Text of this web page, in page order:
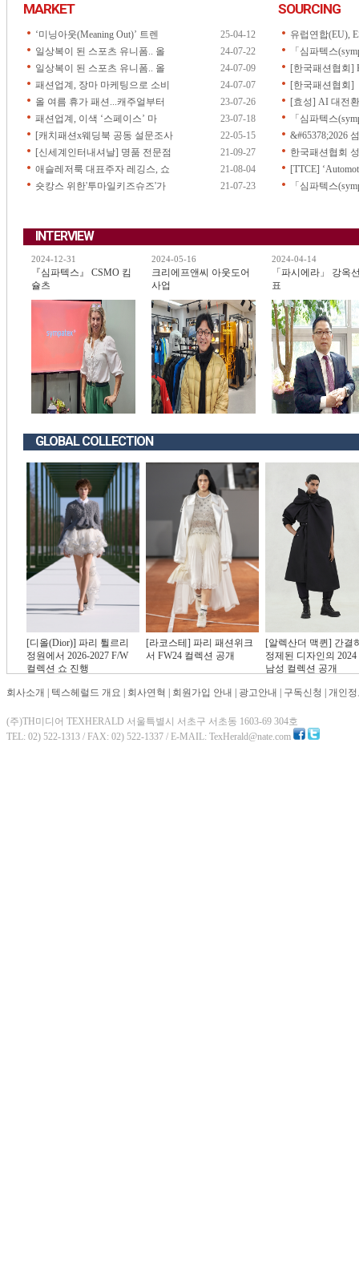
MARKET
‘미닝아웃(Meaning Out)’ 트렌
25-04-12
일상복이 된 스포츠 유니폼.. 올
24-07-22
일상복이 된 스포츠 유니폼.. 올
24-07-09
패션업계, 장마 마케팅으로 소비
24-07-07
올 여름 휴가 패션...캐주얼부터
23-07-26
패션업계, 이색 ‘스페이스’ 마
23-07-18
[캐치패션x웨딩북 공동 설문조사
22-05-15
[신세계인터내셔날] 명품 전문점
21-09-27
애슬레저룩 대표주자 레깅스, 쇼
21-08-04
숏캉스 위한'투마일키즈슈즈'가
21-07-23
SOURCING
유럽연합(EU),
「심파텍스
[한국패션협회]
[한국패션협회]
[효성] AI 대전
「심파텍스
&#65378;2026
한국패션협회
[TTCE]
「심파텍스
INTERVIEW
2024-12-31
『심파텍스』 CSMO 킴
슐츠
2024-05-16
크리에프앤씨 아웃도어
사업
2024-04-14
「파시에라」 강옥
표
GLOBAL COLLECTION
[디올(Dior)] 파리 튈르리
정원에서 2026-2027 F/W
컬렉션 쇼 진행
[라코스테] 파리 패션위크
서 FW24 컬렉션 공개
[알렉산더 맥퀸] 간결
정제된 디자인의 2024
남성 컬렉션 공개
회사소개 텍스헤럴드 개요 회사연혁 회원가입 안내 광고안내 구독신청 개인
(주)TH미디어 TEXHERALD 서울특별시 서초구 서초동 1603-69 304호
TEL: 02) 522-1313 / FAX: 02) 522-1337 / E-MAIL: TexHerald@nate.com